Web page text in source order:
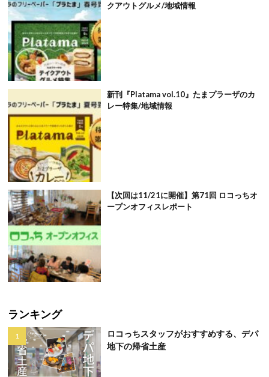
クアウトグルメ/地域情報
新刊『Platama vol.10』たまプラーザのカ
レー特集/地域情報
【次回は11/21に開催】第71回 ロコっちオ
ープンオフィスレポート
ランキング
ロコっちスタッフがおすすめする、デパ
地下の帰省土産